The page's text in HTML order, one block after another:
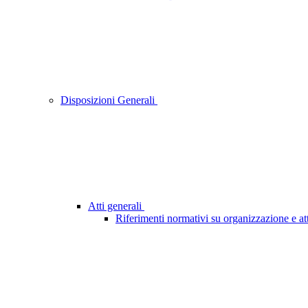
Disposizioni Generali
Atti generali
Riferimenti normativi su organizzazione e